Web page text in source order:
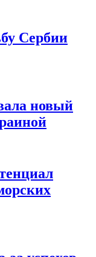
Сербии
новый